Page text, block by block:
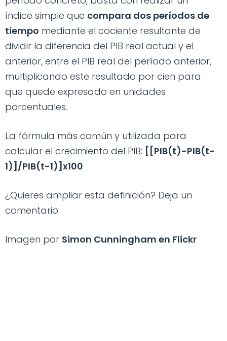
índice simple que compara dos períodos de
tiempo mediante el cociente resultante de
dividir la diferencia del PIB real actual y el
anterior, entre el PIB real del período anterior,
multiplicando este resultado por cien para
que quede expresado en unidades
porcentuales.
La fórmula más común y utilizada para
calcular el crecimiento del PIB: [[PIB(t)-PIB(t-
1)]/PIB(t-1)]x100
¿Quieres ampliar esta definición? Deja un
comentario.
Imagen por Simon Cunningham en Flickr